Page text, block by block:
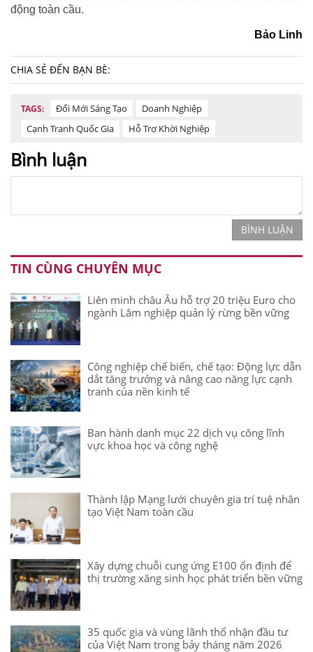
động toàn cầu.
Bảo Linh
CHIA SẺ ĐẾN BẠN BÈ:
TAGS: Đổi Mới Sáng Tạo
Doanh Nghiệp
Cạnh Tranh Quốc Gia
Hỗ Trợ Khời Nghiệp
Bình luận
BÌNH LUẬN
TIN CÙNG CHUYÊN MỤC
Liên minh châu Âu hỗ trợ 20 triệu Euro cho
ngành Lâm nghiệp quản lý rừng bền vững
Công nghiệp chế biến, chế tạo: Động lực dẫn
dắt tăng trưởng và nâng cao năng lực cạnh
tranh của nền kinh tế
Ban hành danh mục 22 dịch vụ công lĩnh
vực khoa học và công nghệ
Thành lập Mạng lưới chuyên gia trí tuệ nhân
tạo Việt Nam toàn cầu
Xây dựng chuỗi cung ứng E100 ổn định để
thị trường xăng sinh học phát triển bền vững
35 quốc gia và vùng lãnh thổ nhận đầu tư
của Việt Nam trong bảy tháng năm 2026